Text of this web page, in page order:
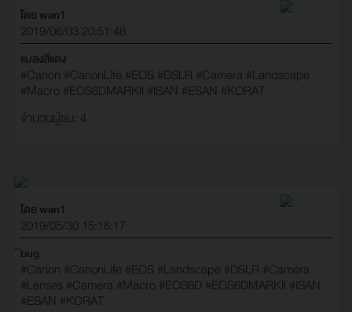
โดย wan1
2019/06/03 20:51:48
แมลงสีแดง
#Canon #CanonLife #EOS #DSLR #Camera #Landscape
#Macro #EOS6DMARKII #ISAN #ESAN #KORAT
จำนวนผู้ชม: 4
โดย wan1
2019/05/30 15:18:17
ิbug
#Canon #CanonLife #EOS #Landscape #DSLR #Camera
#Lenses #Camera #Macro #EOS6D #EOS6DMARKII #ISAN
#ESAN #KORAT